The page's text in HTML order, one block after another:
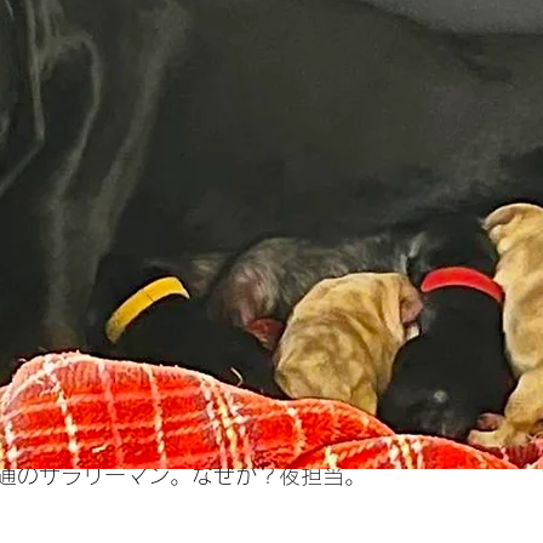
監視する寝床。前回のキャンプマットより進化して
のサラリーマン。なぜか？夜担当。